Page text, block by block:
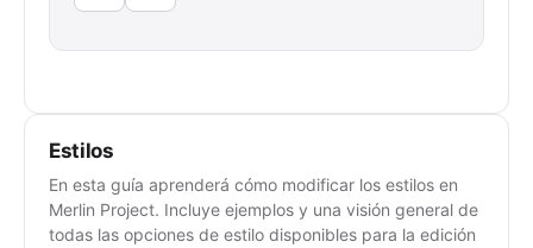
Estilos
En esta guía aprenderá cómo modificar los estilos en
Merlin Project. Incluye ejemplos y una visión general de
todas las opciones de estilo disponibles para la edición